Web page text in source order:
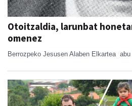
Otoitzaldia, larunbat
omenez
Berrozpeko Jesusen Alaben Elkartea